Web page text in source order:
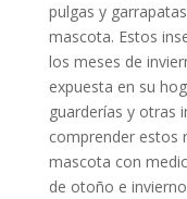
pulgas y
mascota. Estos
los meses de
expuesta en su
guarderías y otras
comprender estos
mascota con
de otoño e